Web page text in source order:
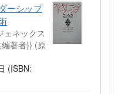
ーシップ
ェネックス
著者)) (原
(ISBN: